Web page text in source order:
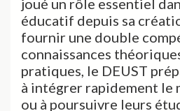
joué un rôle essentiel
éducatif depuis sa
fournir une double
connaissances
pratiques, le DEUST
à intégrer rapidement le
ou à poursuivre leurs